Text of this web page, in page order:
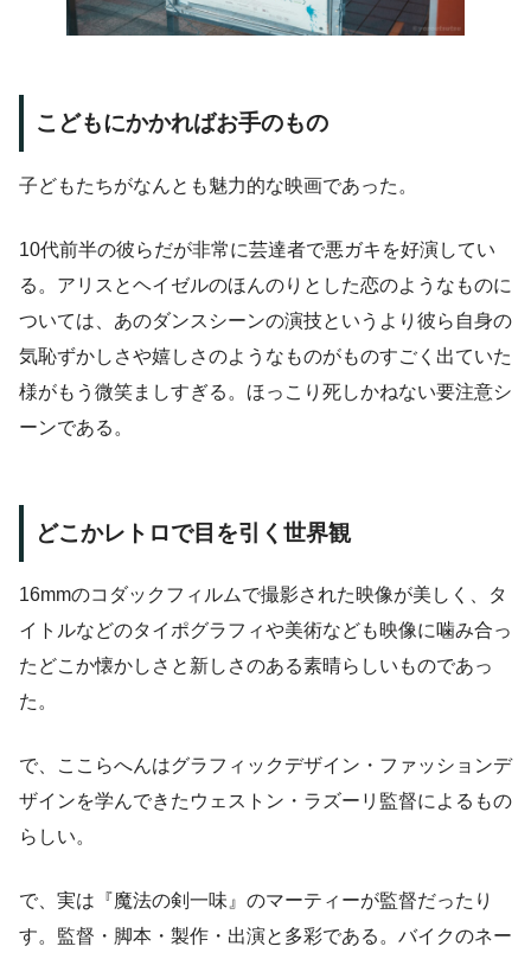
こどもにかかればお手のもの
子どもたちがなんとも魅力的な映画であった。
10代前半の彼らだが非常に芸達者で悪ガキを好演してい
る。アリスとヘイゼルのほんのりとした恋のようなものに
ついては、あのダンスシーンの演技というより彼ら自身の
気恥ずかしさや嬉しさのようなものがものすごく出ていた
様がもう微笑ましすぎる。ほっこり死しかねない要注意シ
ーンである。
どこかレトロで目を引く世界観
16mmのコダックフィルムで撮影された映像が美しく、タ
イトルなどのタイポグラフィや美術なども映像に噛み合っ
たどこか懐かしさと新しさのある素晴らしいものであっ
た。
で、ここらへんはグラフィックデザイン・ファッションデ
ザインを学んできたウェストン・ラズーリ監督によるもの
らしい。
で、実は『魔法の剣一味』のマーティーが監督だったり
す。監督・脚本・製作・出演と多彩である。バイクのネー